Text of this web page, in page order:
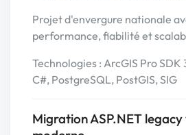
Projet d'envergure nationale
performance, fiabilité et
Technologies : ArcGIS Pro SDK
C#, PostgreSQL, PostGIS, SIG
Migration ASP.NET